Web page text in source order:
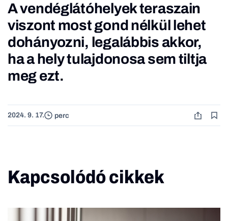
A vendéglátóhelyek teraszain
viszont most gond nélkül lehet
dohányozni, legalábbis akkor,
ha a hely tulajdonosa sem tiltja
meg ezt.
2024. 9. 17. perc
Kapcsolódó cikkek